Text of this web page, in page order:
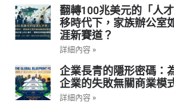
翻轉100兆美元的「人
移時代下，家族辦公室
涯新賽道？
詳細內容 »
企業長青的隱形密碼：
企業的失敗無關商業模
詳細內容 »